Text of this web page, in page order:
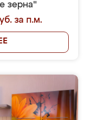
зерна"
за п.м.